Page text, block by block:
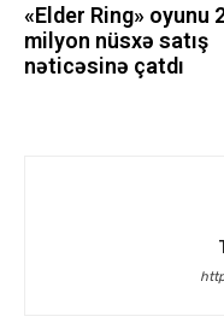
«Elder Ring» oyunu
milyon nüsxə satış
nəticəsinə çatdı